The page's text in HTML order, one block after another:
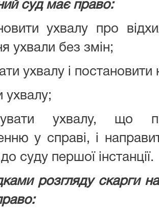
суд має право:
ухвалу про
ухвали без змін;
ухвалу і постановити
ухвалу;
ухвалу, що
у справі, і
суду першої інстанції.
розгляду скарги